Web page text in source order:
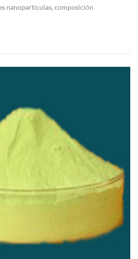
nanopartículas, composición
con recubrimientos tradicionales,...